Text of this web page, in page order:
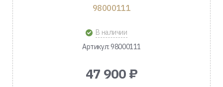
98000111
В наличии
Артикул: 98000111
47 900 ₽